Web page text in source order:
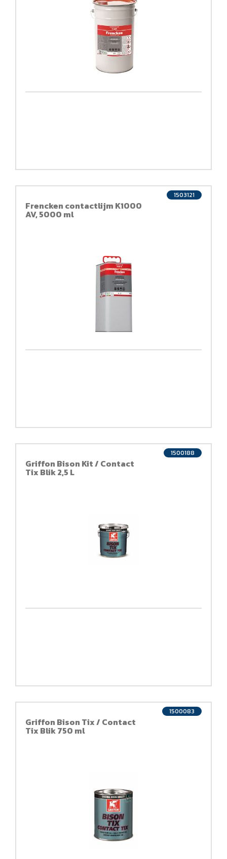
Frencken contactlijm K1000
AV, 5000 ml
1503121
Griffon Bison Kit / Contact
Tix Blik 2,5 L
1500188
Griffon Bison Tix / Contact
Tix Blik 750 ml
1500083